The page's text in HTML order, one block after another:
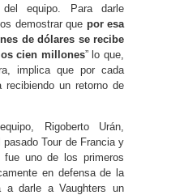
equipo. Para darle
demostrar que por esa
de dólares se recibe
cien millones” lo que,
implica que por cada
un retorno de
Rigoberto Urán,
Tour de Francia y
fue uno de los primeros
en defensa de la
a darle a Vaughters un